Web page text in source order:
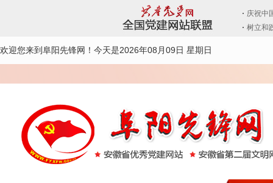
欢迎您来到阜阳先锋网！ 今天是2026年08月09日 星期日